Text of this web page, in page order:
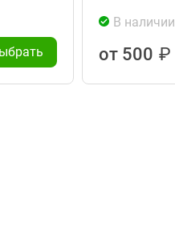
В наличии
от 500 ₽